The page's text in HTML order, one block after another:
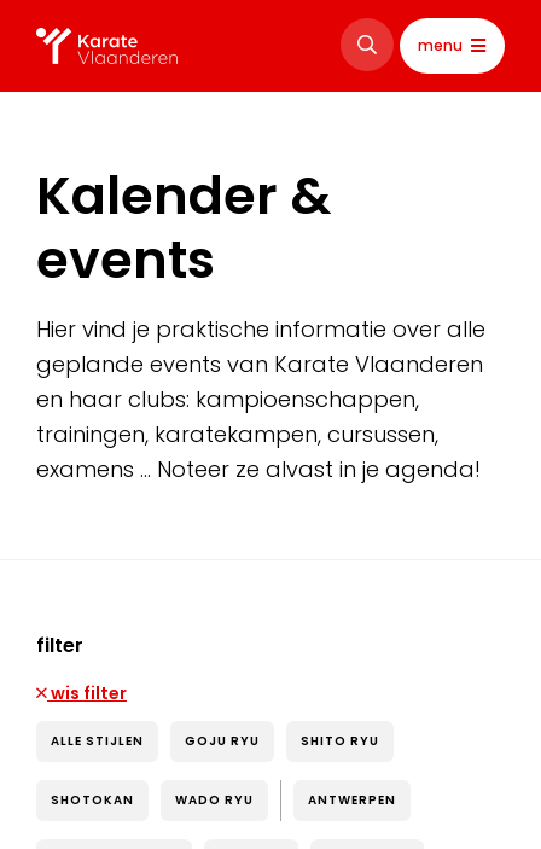
menu
Kalender &
events
Hier vind je praktische informatie over alle
geplande events van Karate Vlaanderen
en haar clubs: kampioenschappen,
trainingen, karatekampen, cursussen,
examens … Noteer ze alvast in je agenda!
filter
wis filter
ALLE STIJLEN GOJU RYU SHITO RYU
SHOTOKAN WADO RYU ANTWERPEN